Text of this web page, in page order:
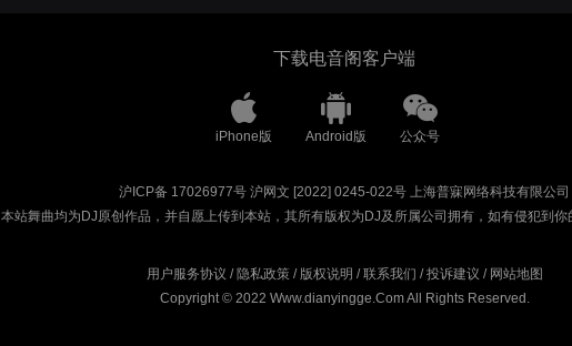
下载电音阁客户端
iPhone版 Android版 公众号
沪ICP备 17026977号 沪网文 [2022] 0245-022号 上海普寐网络科技有限公司
本站舞曲均为DJ原创作品，并自愿上传到本站，其所有版权为DJ及所属公司拥有，如有侵犯到你
用户服务协议 / 隐私政策/ 版权说明 /联系我们 /投诉建议 / 网站地图
Copyright © 2022 Www.dianyingge.Com All Rights Reserved.